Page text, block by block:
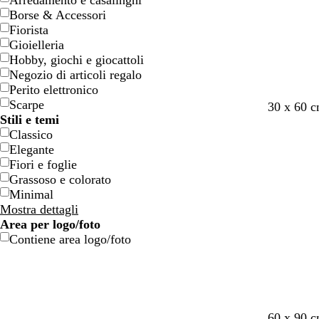
o
n
e
o
n
e
e
e Borse & Accessori
Fiorista
Gioielleria
Hobby, giochi e giocattoli
Negozio di articoli regalo
Perito elettronico
Scarpe
Stili e temi
Classico
Elegante
Fiori e foglie
Grassoso e colorato
Minimal
Mostra dettagli
Area per logo/foto
Contiene area logo/foto
c
g
g
g
30 x 60